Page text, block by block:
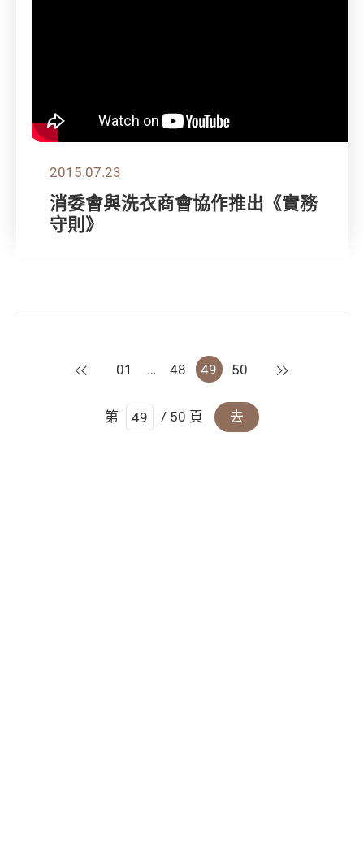
2015.07.23
消委會與洗衣商會協作推出《實務
守則》
上一頁
01 … 48 49 50 下一頁
第 / 50 頁 去